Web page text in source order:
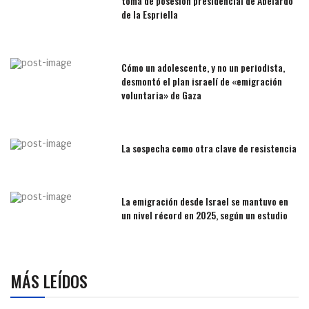
de la Espriella
Cómo un adolescente, y no un periodista,
desmontó el plan israelí de «emigración
voluntaria» de Gaza
La sospecha como otra clave de resistencia
La emigración desde Israel se mantuvo en
un nivel récord en 2025, según un estudio
MÁS LEÍDOS